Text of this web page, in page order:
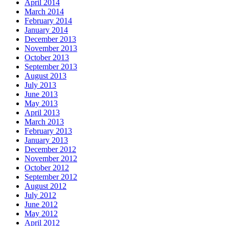
April 2014
March 2014
February 2014
January 2014
December 2013
November 2013
October 2013
September 2013
August 2013
July 2013
June 2013
May 2013
April 2013
March 2013
February 2013
January 2013
December 2012
November 2012
October 2012
September 2012
August 2012
July 2012
June 2012
May 2012
April 2012